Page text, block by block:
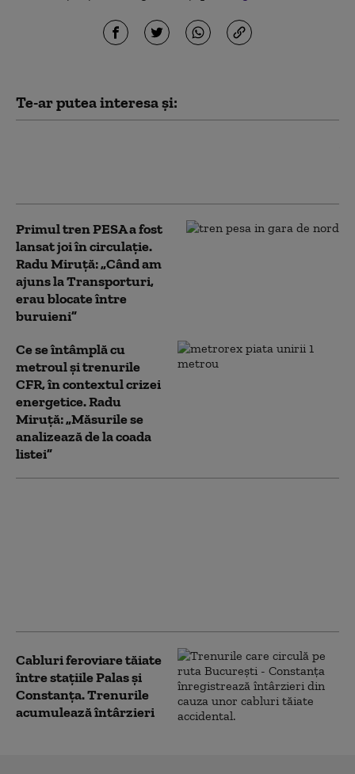
Te-ar putea interesa și:
Primul tren PESA a fost
lansat joi în circulație.
Radu Miruță: „Când am
ajuns la Transporturi,
erau blocate între
buruieni”
Ce se întâmplă cu
metroul și trenurile
CFR, în contextul crizei
energetice. Radu
Miruță: „Măsurile se
analizează de la coada
listei”
Cabluri feroviare tăiate
între staţiile Palas şi
Constanţa. Trenurile
acumulează întârzieri